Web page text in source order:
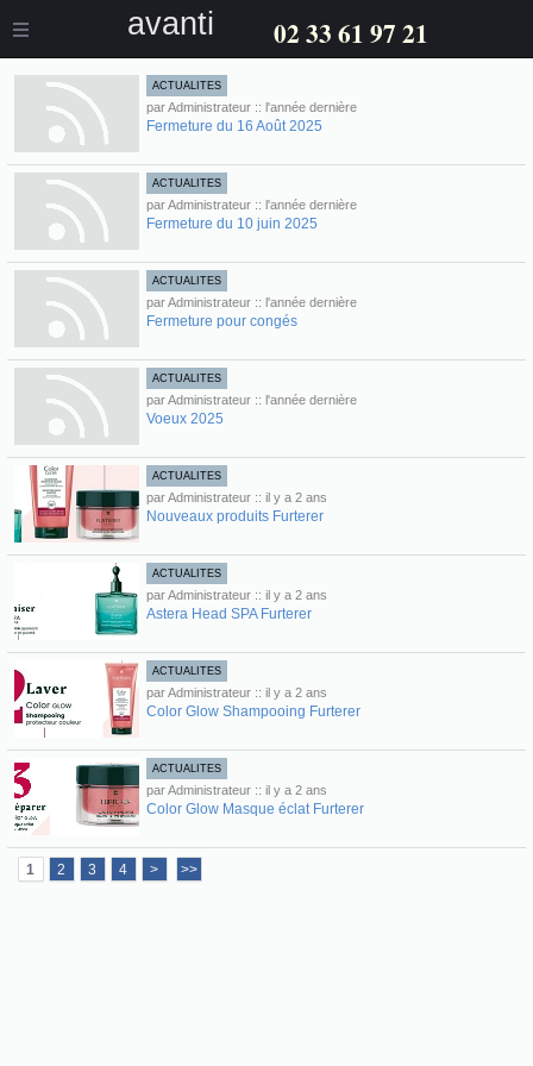
avanti 02 33 61 97 21
ACTUALITES
par Administrateur :: l'année dernière
Fermeture du 16 Août 2025
ACTUALITES
par Administrateur :: l'année dernière
Fermeture du 10 juin 2025
ACTUALITES
par Administrateur :: l'année dernière
Fermeture pour congés
ACTUALITES
par Administrateur :: l'année dernière
Voeux 2025
ACTUALITES
par Administrateur :: il y a 2 ans
Nouveaux produits Furterer
ACTUALITES
par Administrateur :: il y a 2 ans
Astera Head SPA Furterer
ACTUALITES
par Administrateur :: il y a 2 ans
Color Glow Shampooing Furterer
ACTUALITES
par Administrateur :: il y a 2 ans
Color Glow Masque éclat Furterer
1 2 3 4 > >>